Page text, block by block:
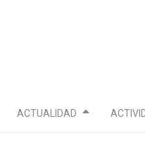
ACTUALIDAD